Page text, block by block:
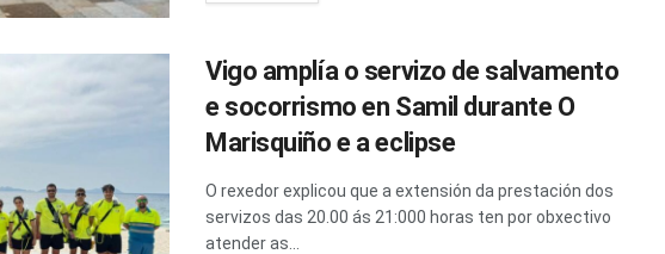
Vigo amplía o servizo de salvamento
e socorrismo en Samil durante O
Marisquiño e a eclipse
O rexedor explicou que a extensión da prestación dos
servizos das 20.00 ás 21:000 horas ten por obxectivo
atender as...